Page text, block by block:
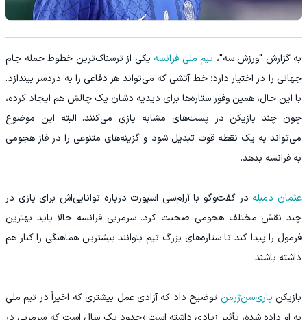
به گزارش "ورزش سه"، تیم ملی فرانسه یکی از ترسناک‌ترین خطوط حمله جام
جهانی را در اختیار دارد؛ خط آتشی که می‌تواند هر دفاعی را به دردسر بیندازد.
با این حال، همین وفور ستاره‌ها برای دیدیه دشان یک چالش هم ایجاد کرده،
چون چند بازیکن در پست‌های مشابه بازی می‌کنند. البته این موضوع
می‌تواند به یک نقطه قوت تبدیل شود و گزینه‌های متنوعی را در فاز هجومی
به فرانسه بدهد.
عثمان دمبله در گفت‌وگو با آر‌اِم‌سی اسپورت درباره توانایی‌اش برای بازی در
چند نقش مختلف هجومی صحبت کرد. سرمربی فرانسه حالا باید بهترین
فرمول را پیدا کند تا ستاره‌های بزرگ تیم بتوانند بیشترین هماهنگی را کنار هم
داشته باشند.
بازیکن پاری‌سن‌ژرمن توضیح داد که آزادی عمل بیشتری که اخیراً در تیم ملی